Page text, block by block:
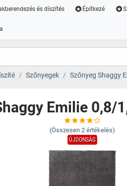
és díszítés Építkezé
Szőnyegek Szőnyeg Shaggy
Emilie 0,8/
(Összesen 2 értékelés)
ÚJDONSÁG